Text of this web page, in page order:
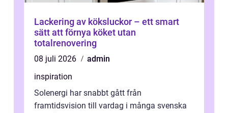
Lackering av köksluckor – ett smart
sätt att förnya köket utan
totalrenovering
08 juli 2026
admin
inspiration
Solenergi har snabbt gått från
framtidsvision till vardag i många svenska